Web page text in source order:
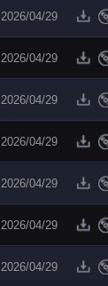
2026/04/29
2026/04/29
2026/04/29
2026/04/29
2026/04/29
2026/04/29
2026/04/29